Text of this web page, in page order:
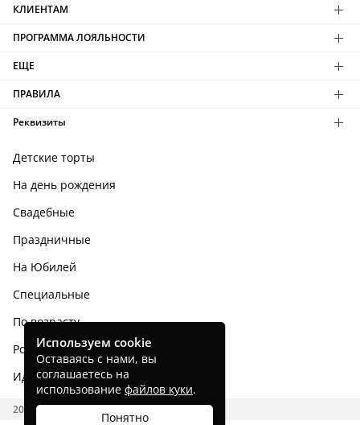
КЛИЕНТАМ
ПРОГРАММА ЛОЯЛЬНОСТИ
ЕЩЕ
ПРАВИЛА
Реквизиты
Детские торты
На день рождения
Свадебные
Праздничные
На Юбилей
Специальные
По возрасту
Родным и близким
Идеи тортов
2026 CAKES.RU
Используем cookie
Оставаясь с нами, вы
соглашаетесь на
использование файлов куки.
Понятно